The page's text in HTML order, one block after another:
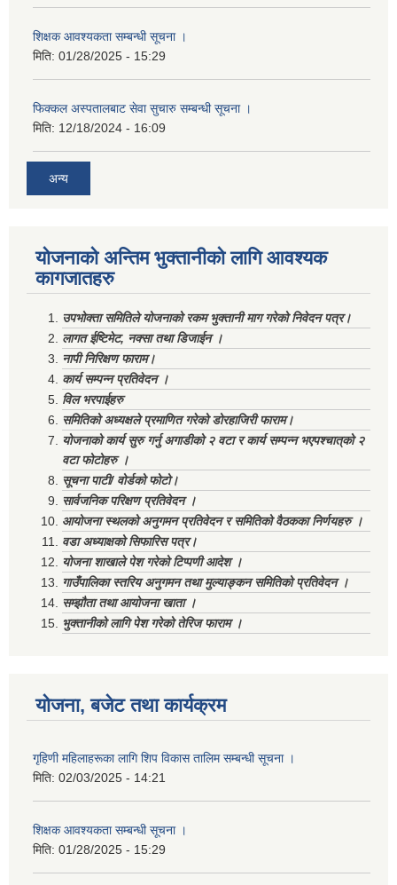
शिक्षक आवश्यकता सम्बन्धी सूचना ।
मिति: 01/28/2025 - 15:29
फिक्कल अस्पतालबाट सेवा सुचारु सम्बन्धी सूचना ।
मिति: 12/18/2024 - 16:09
अन्य
योजनाको अन्तिम भुक्तानीको लागि आवश्यक
कागजातहरु
उपभोक्ता समितिले योजनाको रकम भुक्तानी माग गरेको निवेदन पत्र।
लागत ईष्टिमेट, नक्सा तथा डिजाईन ।
नापी निरिक्षण फाराम।
कार्य सम्पन्न प्रतिवेदन ।
विल भरपाईहरु
समितिको अध्यक्षले प्रमाणित गरेको डोरहाजिरी फाराम।
योजनाको कार्य सुरु गर्नु अगाडीको २ वटा र कार्य सम्पन्न भएपश्चात्‌को २
वटा फोटोहरु ।
सूचना पाटी/ वोर्डको फोटो।
सार्वजनिक परिक्षण प्रतिवेदन ।
आयोजना स्थलको अनुगमन प्रतिवेदन र समितिको वैठकका निर्णयहरु ।
वडा अध्याक्षको सिफारिस पत्र।
योजना शाखाले पेश गरेको टिप्पणी आदेश ।
गाउँपालिका स्तरिय अनुगमन तथा मुल्याङ्कन समितिको प्रतिवेदन ।
सम्झौता तथा आयोजना खाता ।
भुक्तानीको लागि पेश गरेको तेरिज फाराम ।
योजना, बजेट तथा कार्यक्रम
गृहिणी महिलाहरूका लागि शिप विकास तालिम सम्बन्धी सूचना ‌।
मिति: 02/03/2025 - 14:21
शिक्षक आवश्यकता सम्बन्धी सूचना ।
मिति: 01/28/2025 - 15:29